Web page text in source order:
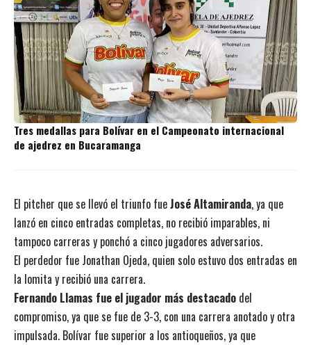
Tres medallas para Bolívar en el Campeonato internacional
de ajedrez en Bucaramanga
El pitcher que se llevó el triunfo fueJosé Altamiranda, ya que
lanzó en cinco entradas completas, no recibió imparables, ni
tampoco carreras y ponchó a cinco jugadores adversarios.
El perdedor fue Jonathan Ojeda, quien solo estuvo dos entradas en
la lomita y recibió una carrera.
Fernando Llamas fue el jugador más destacado del
compromiso, ya que se fue de 3-3, con una carrera anotado y otra
impulsada. Bolívar fue superior a los antioqueños, ya que